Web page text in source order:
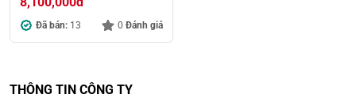
Đã bán: 13 0 Đánh giá
THÔNG TIN CÔNG TY